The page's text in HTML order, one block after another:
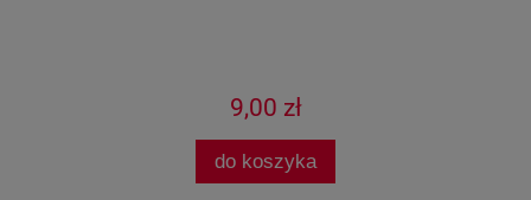
9,00 zł
do koszyka